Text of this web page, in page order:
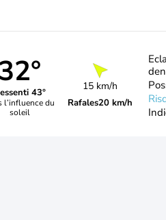
43°
l’influence du
soleil
15 km/h
Rafales20 km/h